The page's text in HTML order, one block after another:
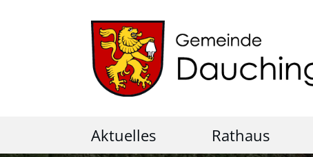
Aktuelles Rathaus